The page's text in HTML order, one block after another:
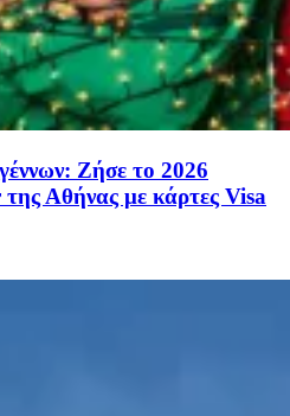
Ζήσε το 2026
Αθήνας με κάρτες Visa